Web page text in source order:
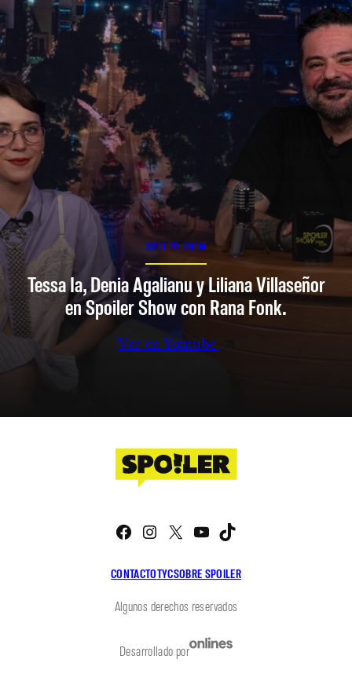
SPOILER SHOW
Tessa Ia, Denia Agalianu y Liliana Villaseñor
en Spoiler Show con Rana Fonk.
Ver en Youtube
CONTACTOTYCSOBRE SPOILER
Facebook
Instagram
X YouTube
Algunos derechos reservados
Desarrollado por